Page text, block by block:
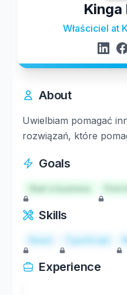
Kinga
Właściciel at
About
Uwielbiam pomagać
rozwiązań, które
Goals
Start a business
Skills
React TypeScript
Experience